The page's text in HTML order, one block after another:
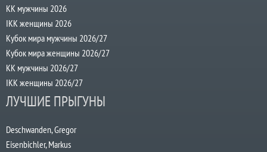
КК мужчины 2026
IKK женщины 2026
Кубок мира мужчины 2026/27
Кубок мира женщины 2026/27
КК мужчины 2026/27
IKK женщины 2026/27
ЛУЧШИЕ ПРЫГУНЫ
Deschwanden, Gregor
Eisenbichler, Markus